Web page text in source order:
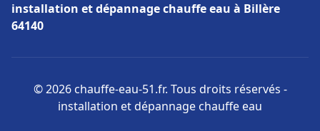
installation et dépannage chauffe eau à Billère
64140
© 2026 chauffe-eau-51.fr. Tous droits réservés -
installation et dépannage chauffe eau